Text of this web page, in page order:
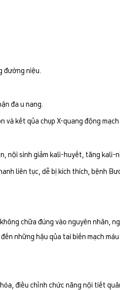
đường niệu.
đa u nang.
và kết qủa chụp X-quang động mạch.
nội sinh giảm kali-huyết, tăng kali-
liên tục, dễ bị kích thích, bệnh
chữa đúng vào nguyên nhân,
những hậu qủa tai biến mạch
điều chỉnh chức năng nội tiết